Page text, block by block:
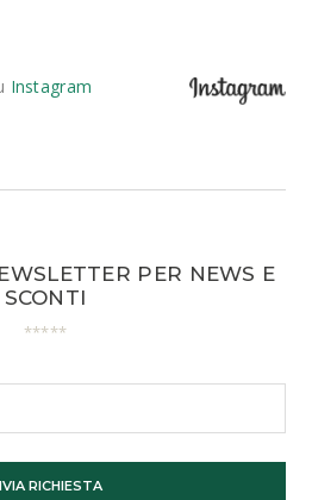
Instagram
PER NEWS E
SCONTI